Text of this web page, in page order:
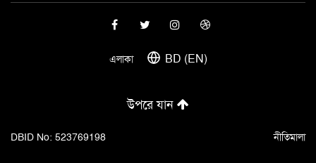
এলাকা BD (EN)
উপরে যান
DBID No: 523769198 নীতিমালা